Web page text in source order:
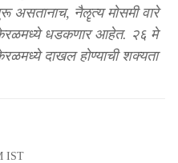
असतानाच, नैॡत्य मोसमी वारे
धडकणार आहेत. २६ मे
दाखल होण्याची शक्यता
IST